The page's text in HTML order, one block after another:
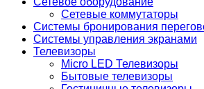
Сетевые коммутаторы
Системы бронирования
Системы управления экранами
Телевизоры
Micro LED Телевизоры
Бытовые телевизоры